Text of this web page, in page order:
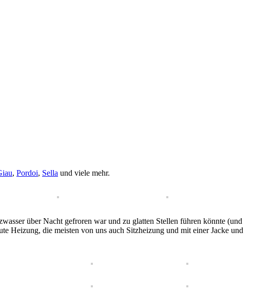
, Pordoi, Sella und viele mehr.
über Nacht gefroren war und zu glatten Stellen führen könnte (und
Heizung, die meisten von uns auch Sitzheizung und mit einer Jacke und